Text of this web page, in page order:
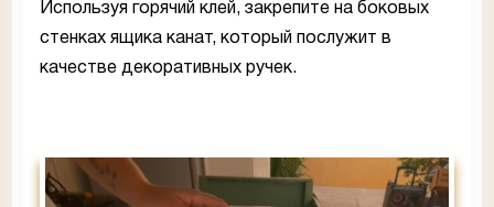
Используя горячий клей, закрепите на боковых
стенках ящика канат, который послужит в
качестве декоративных ручек.